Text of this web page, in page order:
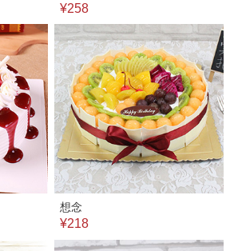
¥258
想念
¥218